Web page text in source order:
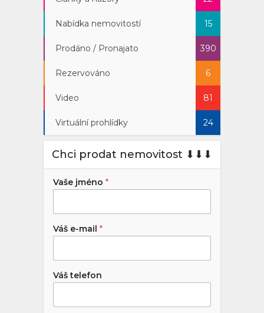
Nabídka nemovitostí 15
Prodáno / Pronajato 390
Rezervováno 6
Video 81
Virtuální prohlídky 24
Chci prodat nemovitost ⬇︎⬇︎⬇︎
Vaše jméno *
Váš e-mail *
Váš telefon